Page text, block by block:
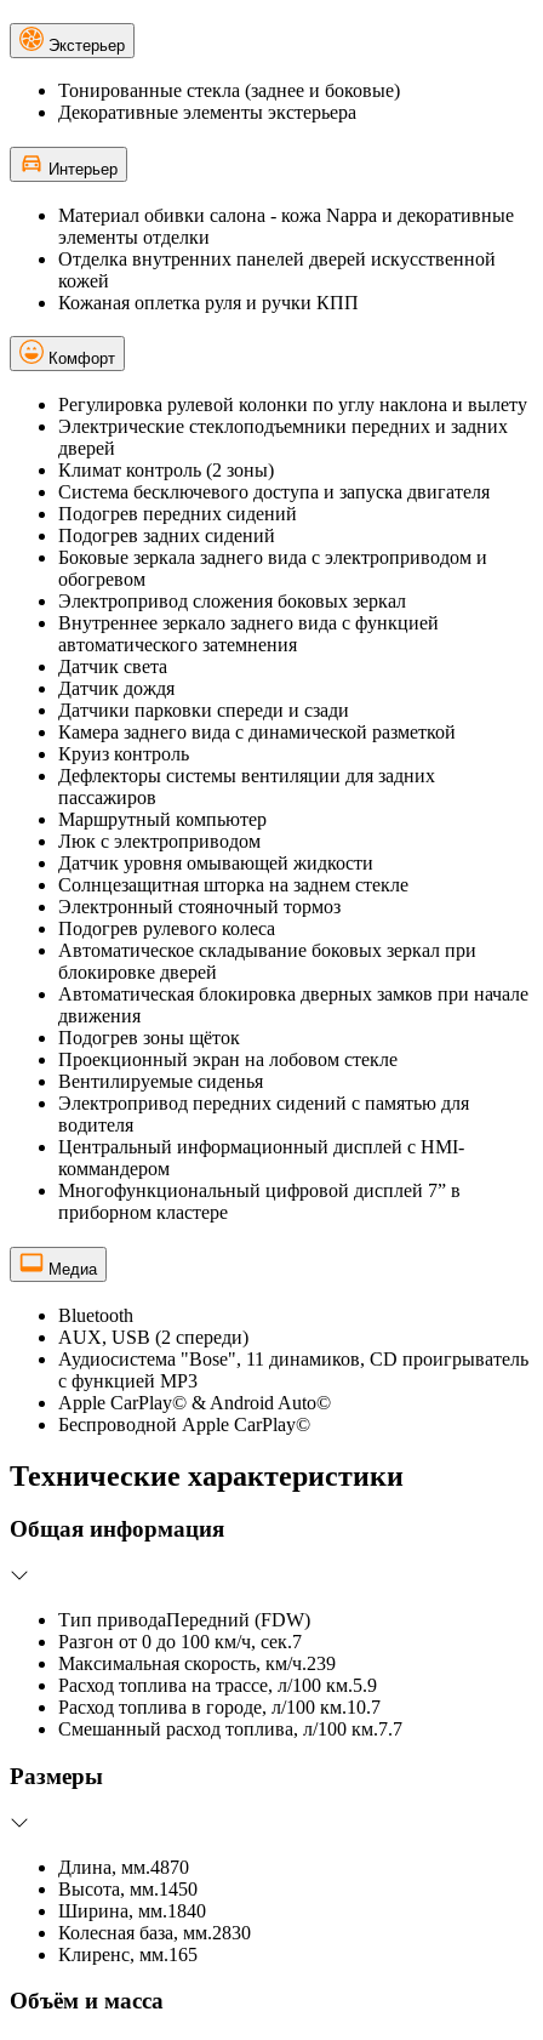
Экстерьер
Тонированные стекла (заднее и боковые)
Декоративные элементы экстерьера
Интерьер
Материал обивки салона - кожа Nappa и декоративные
элементы отделки
Отделка внутренних панелей дверей искусственной
кожей
Кожаная оплетка руля и ручки КПП
Комфорт
Регулировка рулевой колонки по углу наклона и вылету
Электрические стеклоподъемники передних и задних
дверей
Климат контроль (2 зоны)
Система бесключевого доступа и запуска двигателя
Подогрев передних сидений
Подогрев задних сидений
Боковые зеркала заднего вида с электроприводом и
обогревом
Электропривод сложения боковых зеркал
Внутреннее зеркало заднего вида с функцией
автоматического затемнения
Датчик света
Датчик дождя
Датчики парковки спереди и сзади
Камера заднего вида с динамической разметкой
Круиз контроль
Дефлекторы системы вентиляции для задних
пассажиров
Маршрутный компьютер
Люк с электроприводом
Датчик уровня омывающей жидкости
Солнцезащитная шторка на заднем стекле
Электронный стояночный тормоз
Подогрев рулевого колеса
Автоматическое складывание боковых зеркал при
блокировке дверей
Автоматическая блокировка дверных замков при начале
движения
Подогрев зоны щёток
Проекционный экран на лобовом стекле
Вентилируемые сиденья
Электропривод передних сидений с памятью для
водителя
Центральный информационный дисплей с HMI-
коммандером
Многофункциональный цифровой дисплей 7” в
приборном кластере
Медиа
Bluetooth
AUX, USB (2 спереди)
Аудиосистема "Bose", 11 динамиков, CD проигрыватель
с функцией MP3
Apple CarPlay© & Android Auto©
Беспроводной Apple CarPlay©
Технические характеристики
Общая информация
Тип приводаПередний (FDW)
Разгон от 0 до 100 км/ч, сек.7
Максимальная скорость, км/ч.239
Расход топлива на трассе, л/100 км.5.9
Расход топлива в городе, л/100 км.10.7
Смешанный расход топлива, л/100 км.7.7
Размеры
Длина, мм.4870
Высота, мм.1450
Ширина, мм.1840
Колесная база, мм.2830
Клиренс, мм.165
Объём и масса